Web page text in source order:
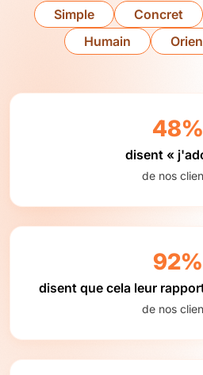
Simple Concret
Humain
48%
disent «
de nos
92%
disent que cela leur
de nos